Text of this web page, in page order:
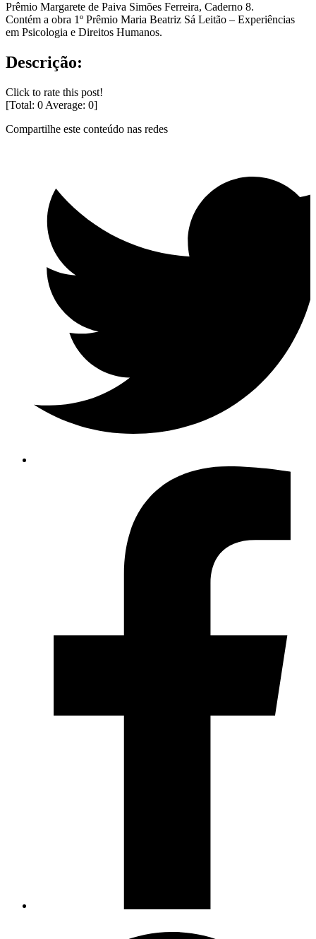
Prêmio Margarete de Paiva Simões Ferreira, Caderno 8.
Contém a obra 1º Prêmio Maria Beatriz Sá Leitão – Experiências
em Psicologia e Direitos Humanos.
Descrição:
Click to rate this post!
[Total: 0 Average: 0]
Compartilhe este conteúdo nas redes